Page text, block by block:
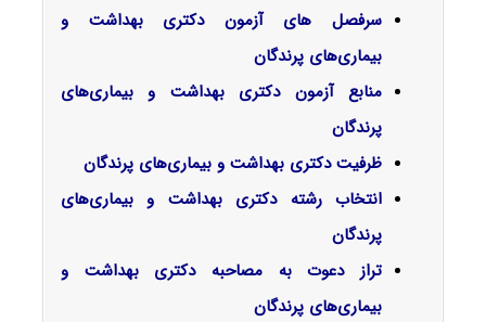
سرفصل‌ های آزمون دکتری بهداشت و
بیماری‌های پرندگان
منابع آزمون دکتری بهداشت و بیماری‌های
پرندگان
ظرفیت دکتری بهداشت و بیماری‌های پرندگان
انتخاب رشته دکتری بهداشت و بیماری‌های
پرندگان
تراز دعوت به مصاحبه دکتری بهداشت و
بیماری‌های پرندگان